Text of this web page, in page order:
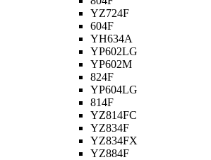
YZ724F
604F
YH634A
YP602LG
YP602M
824F
YP604LG
814F
YZ814FC
YZ834F
YZ834FX
YZ884F